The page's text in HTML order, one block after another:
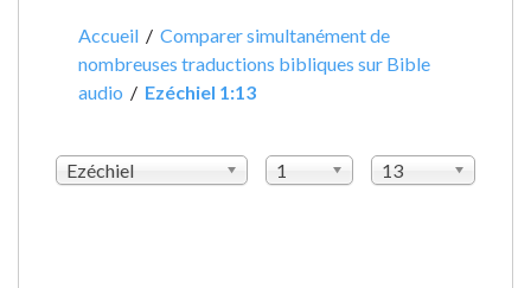
Accueil /Comparer simultanément de
nombreuses traductions bibliques sur Bible
audio / Ezéchiel 1:13
Ezéchiel 1 13